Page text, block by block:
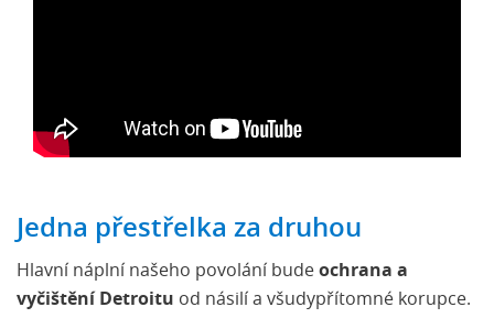
Jedna přestřelka za druhou
Hlavní náplní našeho povolání bude ochrana a
vyčištění Detroitu od násilí a všudypřítomné korupce.